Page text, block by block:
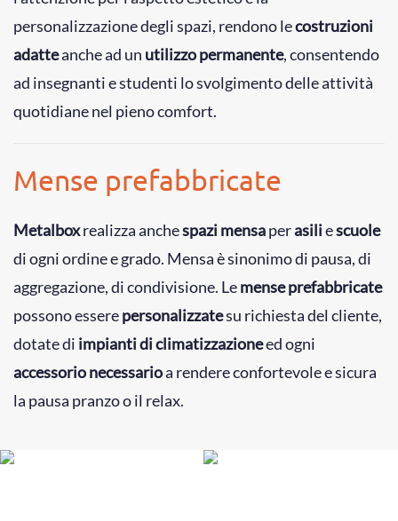
personalizzazione degli spazi, rendono lecostruzioni
adatteanche ad un utilizzo permanente, consentendo
ad insegnanti e studenti lo svolgimento delle attività
quotidiane nel pieno comfort.
Mense prefabbricate
Metalboxrealizza anchespazi mensaperasiliescuole
di ogni ordine e grado. Mensa è sinonimo di pausa, di
aggregazione, di condivisione. Lemense prefabbricate
possono esserepersonalizzatesu richiesta del cliente,
dotate di impianti di climatizzazioneed ogni
accessorio necessarioa rendere confortevole e sicura
la pausa pranzo o il relax.